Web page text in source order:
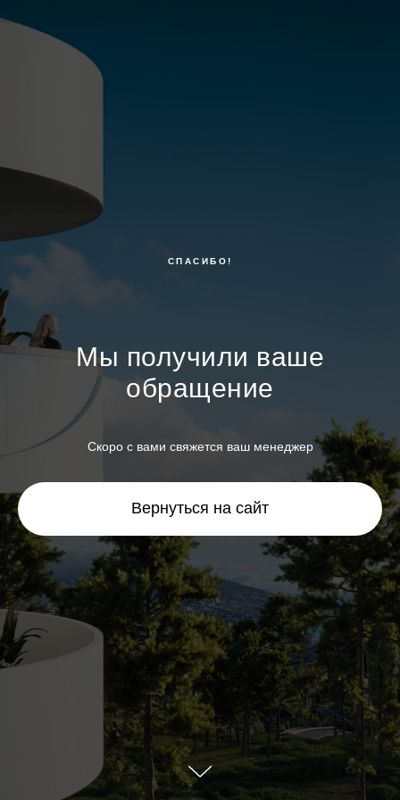
СПАСИБО!
Мы получили ваше
обращение
Скоро с вами свяжется ваш менеджер
Вернуться на сайт